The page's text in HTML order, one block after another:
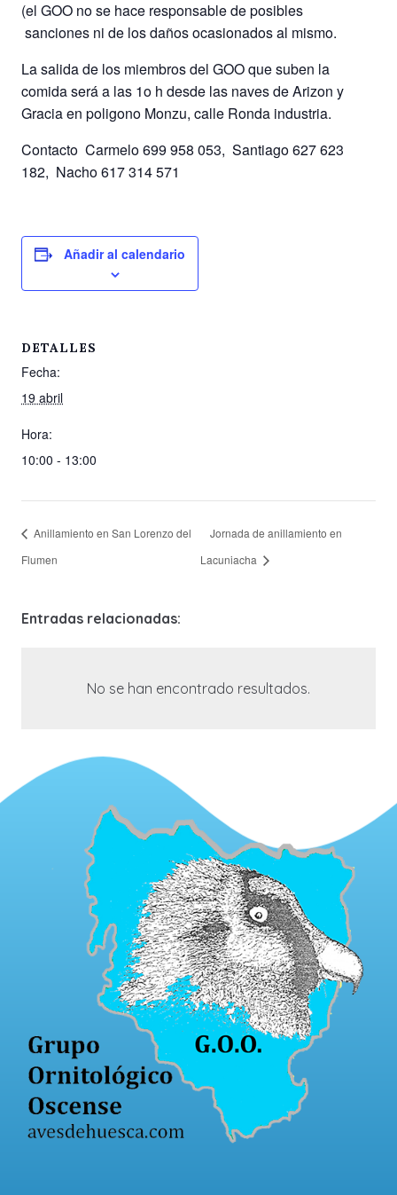
(el GOO no se hace responsable de posibles
sanciones ni de los daños ocasionados al mismo.
La salida de los miembros del GOO que suben la
comida será a las 1o h desde las naves de Arizon y
Gracia en poligono Monzu, calle Ronda industria.
Contacto Carmelo 699 958 053, Santiago 627 623
182, Nacho 617 314 571
Añadir al calendario
DETALLES
Fecha:
19 abril
Hora:
10:00 - 13:00
Anillamiento en San Lorenzo del
Flumen
Jornada de anillamiento en
Lacuniacha
Entradas relacionadas:
No se han encontrado resultados.